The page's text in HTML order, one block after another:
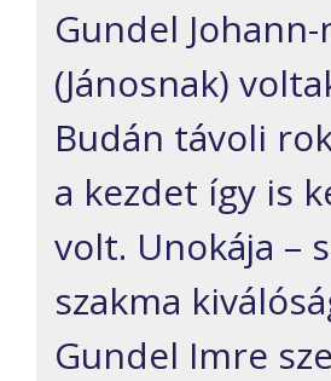
Gundel Johann-
(Jánosnak)
Budán távoli
a kezdet így is
volt. Unokája –
szakma
Gundel Imre